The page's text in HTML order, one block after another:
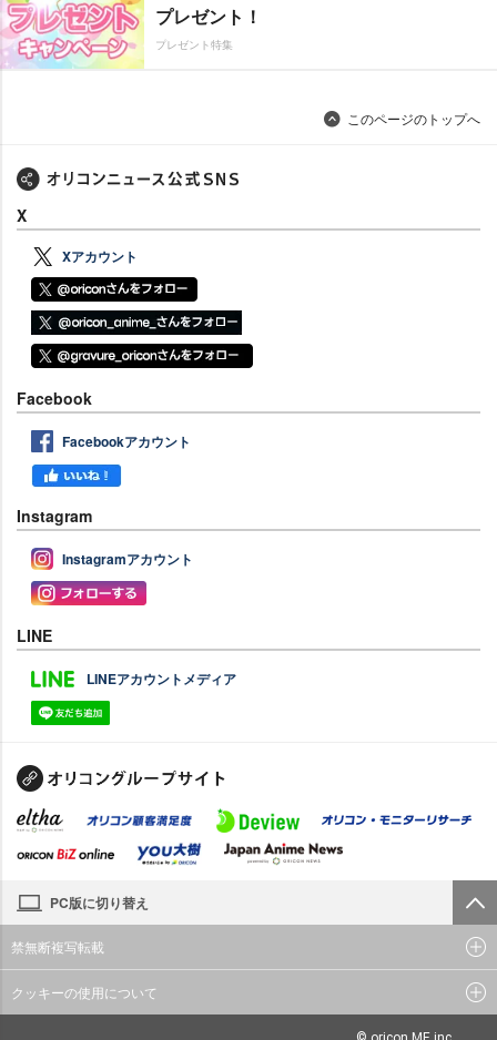
プレゼント！
プレゼント特集
このページのトップへ
X
Xアカウント
Facebook
Facebookアカウント
Instagram
Instagramアカウント
LINE
LINEアカウントメディア
PC版に切り替え
禁無断複写転載
クッキーの使用について